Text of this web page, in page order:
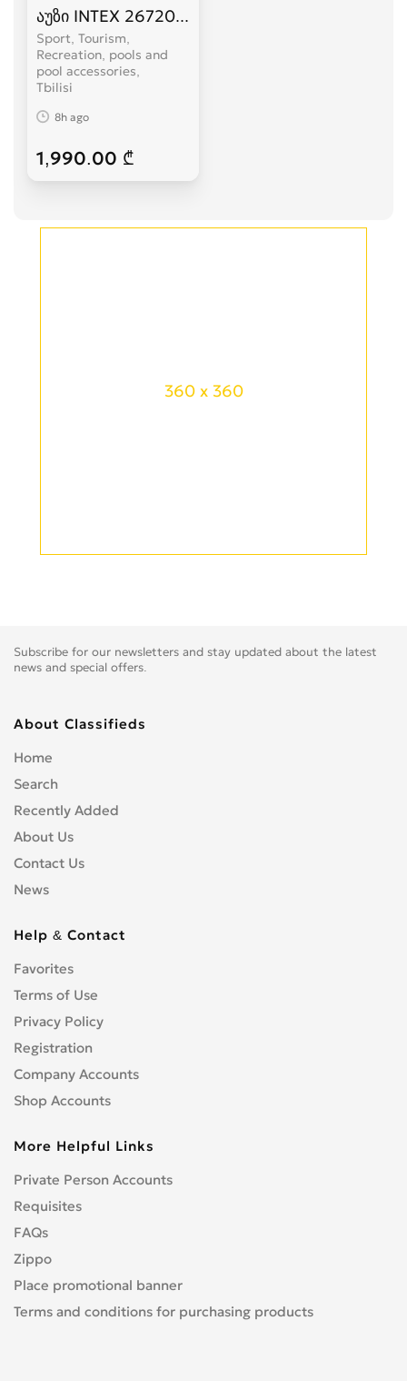
აუზი INTEX 26720 427 x 107 სმ
Sport, Tourism,
Recreation, pools and
pool accessories
Tbilisi
8h ago
1,990.00 ₾
360 x 360
Subscribe for our newsletters and stay updated about the latest
news and special offers.
About Classifieds
Home
Search
Recently Added
About Us
Contact Us
News
Help & Contact
Favorites
Terms of Use
Privacy Policy
Registration
Company Accounts
Shop Accounts
More Helpful Links
Private Person Accounts
Requisites
FAQs
Zippo
Place promotional banner
Terms and conditions for purchasing products